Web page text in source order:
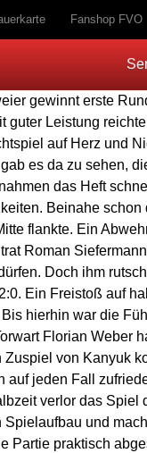
Fanshop FVO
gewinnt erste
guter Leistung
auf Herz und
es da zu sehen,
das Heft
Beinahe
flankte. Ein
Roman
Doch ihm
Ein Freistoß auf
Bis hierhin war die
Florian Weber
Zuspiel von Kanyuk
auf jeden Fall
verlor das Spiel
Spielaufbau und
Partie praktisch